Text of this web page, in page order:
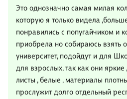
Это однозначно самая милая
которую я только видела
понравились с попугайчиком и
приобрела но собираюсь взять
университет, подойдут и для
для взрослых, так как они яркие
листы , белые , материалы
прослужит долго отдельный